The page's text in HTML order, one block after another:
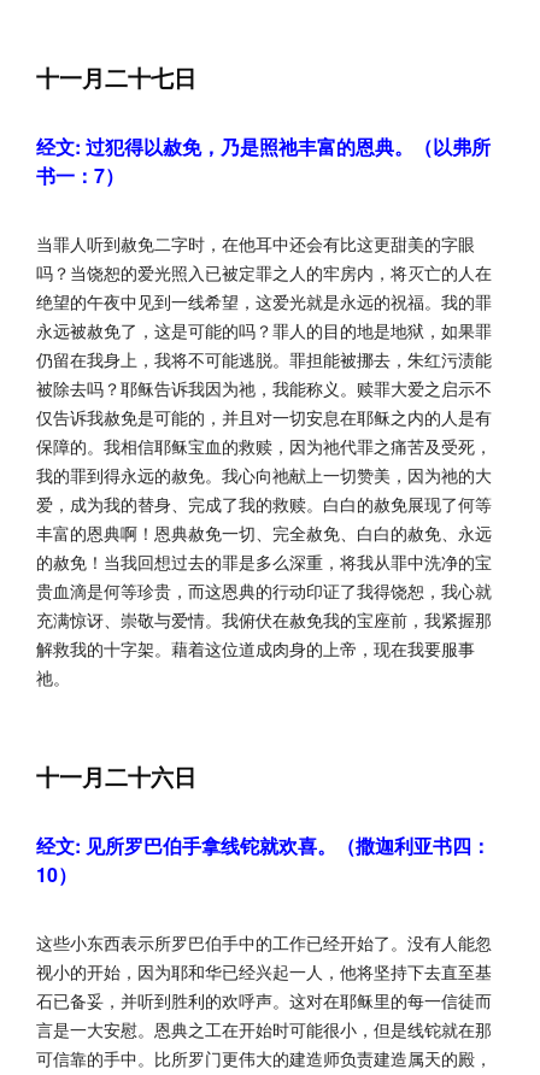
十一月二十七日
经文: 过犯得以赦免，乃是照祂丰富的恩典。（以弗所
书一：7）
当罪人听到赦免二字时，在他耳中还会有比这更甜美的字眼
吗？当饶恕的爱光照入已被定罪之人的牢房内，将灭亡的人在
绝望的午夜中见到一线希望，这爱光就是永远的祝福。我的罪
永远被赦免了，这是可能的吗？罪人的目的地是地狱，如果罪
仍留在我身上，我将不可能逃脱。罪担能被挪去，朱红污渍能
被除去吗？耶稣告诉我因为祂，我能称义。赎罪大爱之启示不
仅告诉我赦免是可能的，并且对一切安息在耶稣之内的人是有
保障的。我相信耶稣宝血的救赎，因为祂代罪之痛苦及受死，
我的罪到得永远的赦免。我心向祂献上一切赞美，因为祂的大
爱，成为我的替身、完成了我的救赎。白白的赦免展现了何等
丰富的恩典啊！恩典赦免一切、完全赦免、白白的赦免、永远
的赦免！当我回想过去的罪是多么深重，将我从罪中洗净的宝
贵血滴是何等珍贵，而这恩典的行动印证了我得饶恕，我心就
充满惊讶、崇敬与爱情。我俯伏在赦免我的宝座前，我紧握那
解救我的十字架。藉着这位道成肉身的上帝，现在我要服事
祂。
十一月二十六日
经文: 见所罗巴伯手拿线铊就欢喜。（撒迦利亚书四：
10）
这些小东西表示所罗巴伯手中的工作已经开始了。没有人能忽
视小的开始，因为耶和华已经兴起一人，他将坚持下去直至基
石已备妥，并听到胜利的欢呼声。这对在耶稣里的每一信徒而
言是一大安慰。恩典之工在开始时可能很小，但是线铊就在那
可信靠的手中。比所罗门更伟大的建造师负责建造属天的殿，